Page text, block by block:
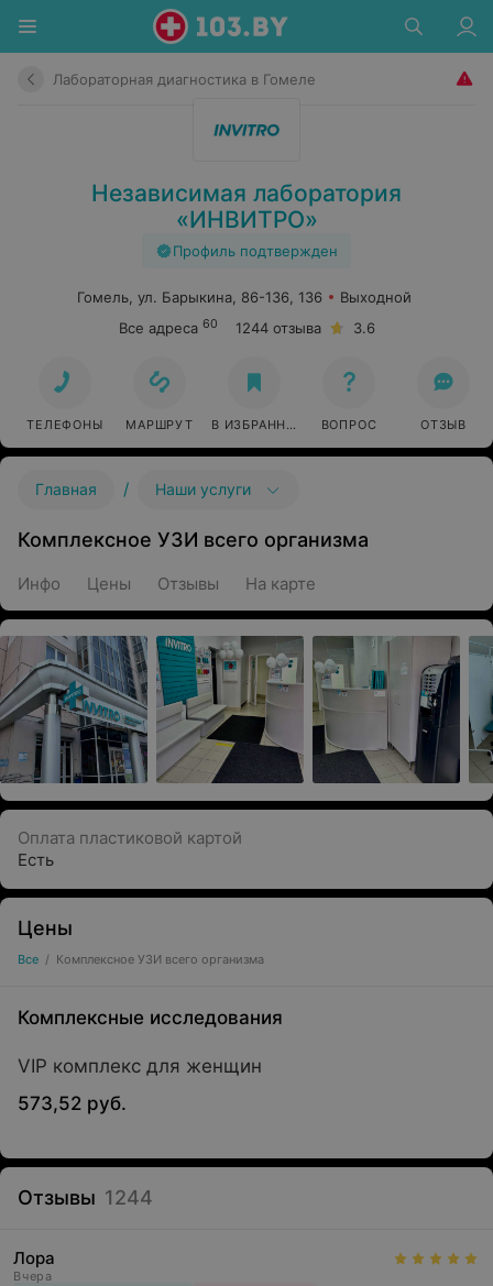
Лабораторная диагностика в Гомеле
Независимая лаборатория
«ИНВИТРО»
Профиль подтвержден
Гомель, ул. Барыкина, 86-136, 136
Выходной
Все адреса 60 1244 отзыва 3.6
ТЕЛЕФОНЫ МАРШРУТ В ИЗБРАННОЕ ВОПРОС ОТЗЫВ
Главная / Наши услуги
Комплексное УЗИ всего организма
Инфо Цены Отзывы На карте
Оплата пластиковой картой
Есть
Цены
Все / Комплексное УЗИ всего организма
Комплексные исследования
VIP комплекс для женщин
573,52 руб.
Отзывы 1244
Лора
Вчера